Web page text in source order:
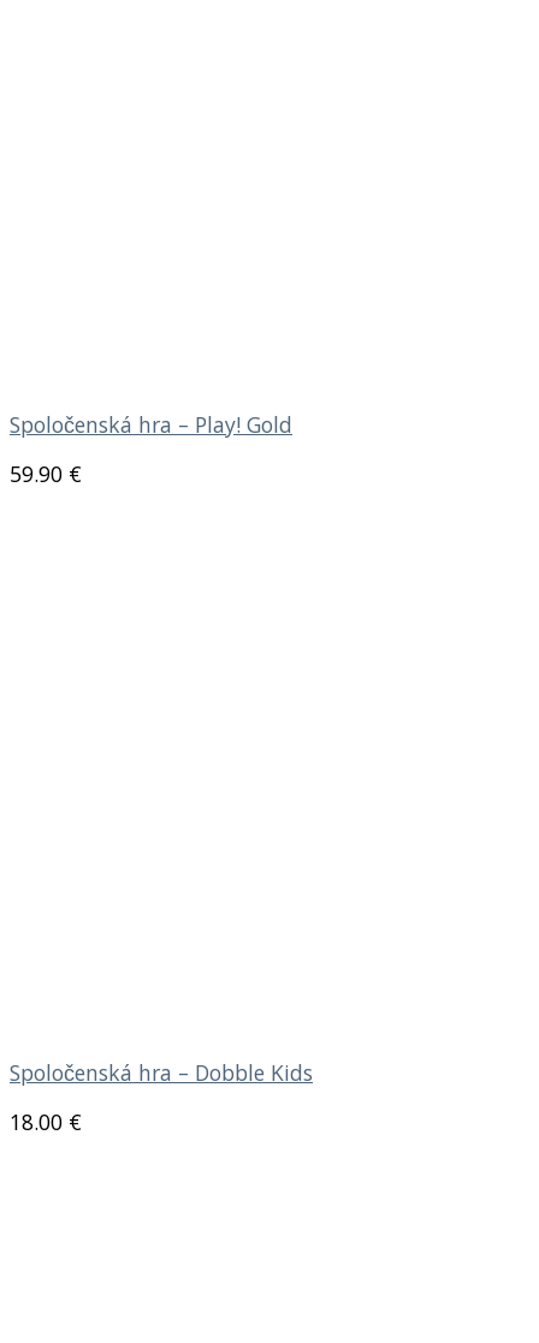
Spoločenská hra – Play! Gold
59.90 €
Spoločenská hra – Dobble Kids
18.00 €